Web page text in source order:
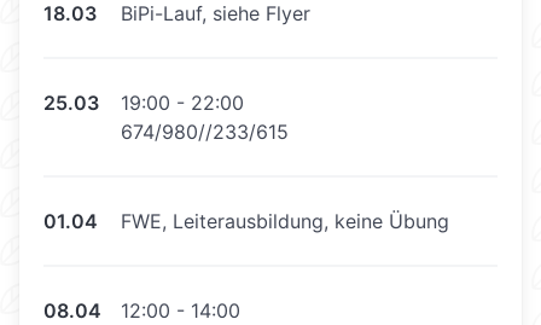
18.03 BiPi-Lauf, siehe Flyer
25.03
19:00 - 22:00
674/980//233/615
01.04 FWE, Leiterausbildung, keine Übung
08.04
12:00 - 14:00